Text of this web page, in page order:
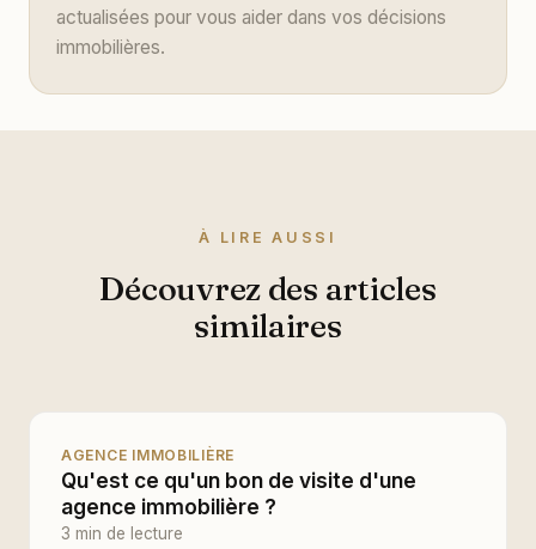
actualisées pour vous aider dans vos décisions
immobilières.
À LIRE AUSSI
Découvrez des articles
similaires
AGENCE IMMOBILIÈRE
Qu'est ce qu'un bon de visite d'une
agence immobilière ?
3 min de lecture